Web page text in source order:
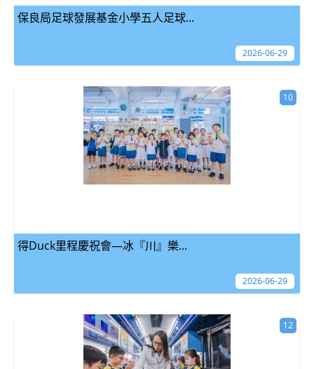
保良局足球發展基金小學五人足球...
2026-06-29
得Duck里程慶祝會—冰『川』樂...
10
2026-06-29
12